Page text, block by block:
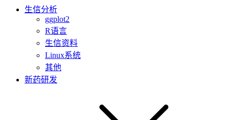
生信分析
ggplot2
R语言
生信资料
Linux系统
其他
新药研发